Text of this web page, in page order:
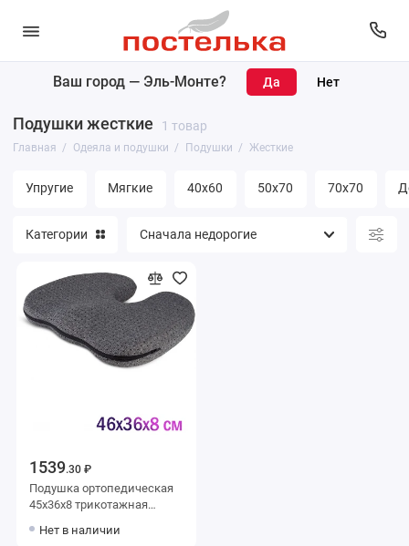
Ваш город — Эль-Монте?
Подушки жесткие 1 товар
Главная Одеяла и подушки Подушки Жесткие
Упругие Мягкие 40х60 50х70 70х70
Подушки
Наматрасники
Категории
1539.30 ₽
Подушка ортопедическая
45х36х8 трикотажная
Ambesonne
Нет в наличии